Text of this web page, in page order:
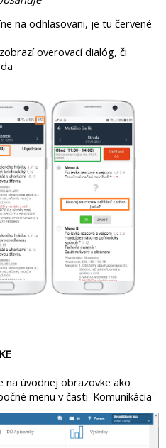
na odhlasovani, je tu červené
overovací dialóg, či
na úvodnej obrazovke ako
menu v časti 'Komunikácia'